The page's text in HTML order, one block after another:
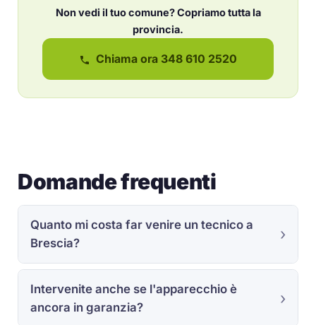
Non vedi il tuo comune? Copriamo tutta la
provincia.
Chiama ora 348 610 2520
Domande frequenti
Quanto mi costa far venire un tecnico a
Brescia?
Intervenite anche se l'apparecchio è
ancora in garanzia?